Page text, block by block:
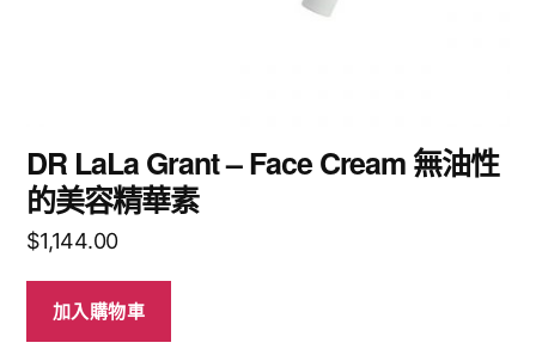
DR LaLa Grant – Face Cream 無油性
的美容精華素
$1,144.00
加入購物車